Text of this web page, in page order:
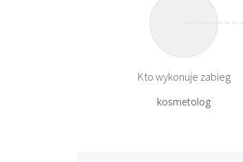
Kto wykonuje zabieg
kosmetolog